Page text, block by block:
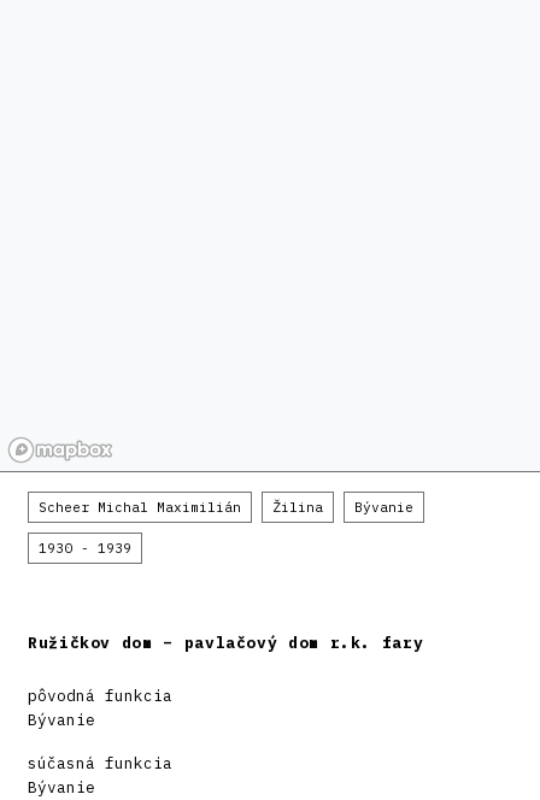
Scheer Michal Maximilián Žilina Bývanie
1930 - 1939
Ružičkov dom – pavlačový dom r.k. fary
pôvodná funkcia
Bývanie
súčasná funkcia
Bývanie